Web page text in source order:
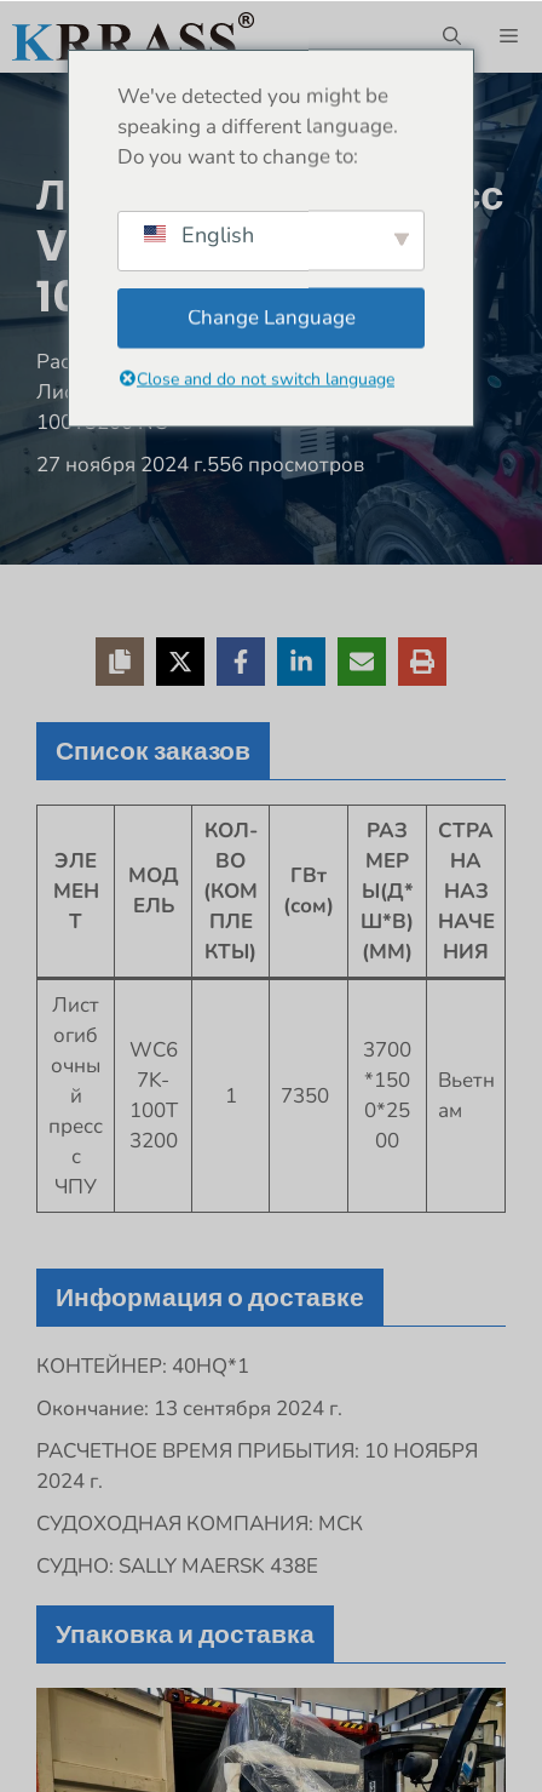
содержимому
Листогибочный Пресс
Vietnam-WC67K-
100T3200 NC
Расположение:
Листогибочный пресс Vietnam-WC67K-
100T3200 NC
27 ноября 2024 г.556 просмотров
Список заказов
ЭЛЕ
МЕН
Т
МОД
ЕЛЬ
КОЛ-
ВО
(КОМ
ПЛЕ
КТЫ)
ГВт
(сом)
РАЗ
МЕР
Ы(Д*
Ш*В)
(ММ)
СТРА
НА
НАЗ
НАЧЕ
НИЯ
Лист
огиб
очны
й
пресс
с
ЧПУ
WC6
7K-
100T
3200
1 7350
3700
*150
0*25
00
Вьетн
ам
Информация о доставке
КОНТЕЙНЕР: 40HQ*1
Окончание: 13 сентября 2024 г.
РАСЧЕТНОЕ ВРЕМЯ ПРИБЫТИЯ: 10 НОЯБРЯ
2024 г.
СУДОХОДНАЯ КОМПАНИЯ: МСК
СУДНО: SALLY MAERSK 438E
Упаковка и доставка
We've detected you might be
speaking a different language.
Do you want to change to:
English
Change Language
Close and do not switch language